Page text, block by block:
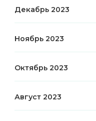
Декабрь 2023
Ноябрь 2023
Октябрь 2023
Август 2023